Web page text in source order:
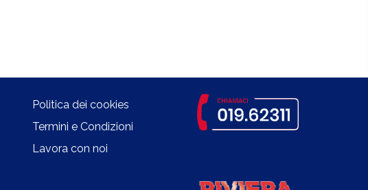
Politica dei cookies
Termini e Condizioni
Lavora con noi